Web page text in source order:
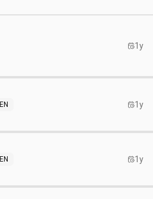
1y
EN 1y
EN 1y